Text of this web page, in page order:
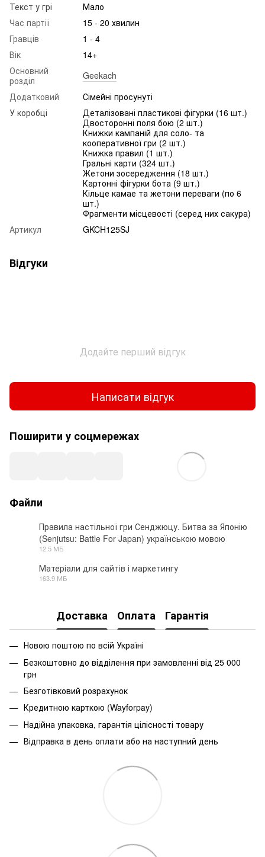
Текст у грі
Мало
Час партії
15 - 20 хвилин
Гравців
1 - 4
Вік
14+
Основний
розділ
Geekach
Додатковий
Сімейні просунуті
У коробці
Деталізовані пластикові фігурки (16 шт.)
Двосторонні поля бою (2 шт.)
Книжки кампаній для соло- та
кооперативної гри (2 шт.)
Книжка правил (1 шт.)
Гральні карти (324 шт.)
Жетони зосередження (18 шт.)
Картонні фігурки бота (9 шт.)
Кільце камае та жетони переваги (по 6
шт.)
Фрагменти місцевості (серед них сакура)
Артикул
GKCH125SJ
Відгуки
Додайте перший відгук
Написати відгук
Поширити у соцмережах
Файли
Правила настільної гри Сенджюцу. Битва за Японію
(Senjutsu: Battle For Japan) українською мовою
12.5 МБ
Матеріали для сайтів і маркетингу
163.9 МБ
Доставка Оплата Гарантія
Новою поштою по всій Україні
Безкоштовно до відділення при замовленні від 25 000
грн
Безготівковий розрахунок
Кредитною карткою (Wayforpay)
Надійна упаковка, гарантія цілісності товару
Відправка в день оплати або на наступний день